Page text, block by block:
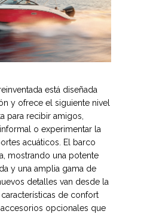
reinventada está diseñada
y ofrece el siguiente nivel
para recibir amigos,
o experimentar la
acuáticos. El barco
mostrando una potente
y una amplia gama de
detalles van desde la
de confort
opcionales que